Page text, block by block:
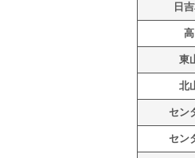
日
高
東
北
セン
セン